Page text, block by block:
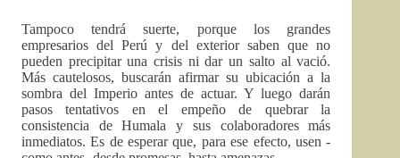
Tampoco tendrá suerte, porque los grandes
empresarios del Perú y del exterior saben que no
pueden precipitar una crisis ni dar un salto al vació.
Más cautelosos, buscarán afirmar su ubicación a la
sombra del Imperio antes de actuar. Y luego darán
pasos tentativos en el empeño de quebrar la
consistencia de Humala y sus colaboradores más
inmediatos. Es de esperar que, para ese efecto, usen -